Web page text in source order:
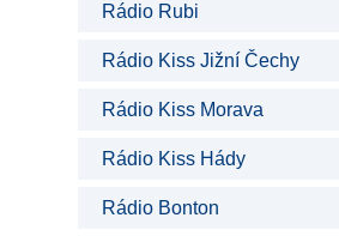
Rádio Rubi
Rádio Kiss Jižní Čechy
Rádio Kiss Morava
Rádio Kiss Hády
Rádio Bonton